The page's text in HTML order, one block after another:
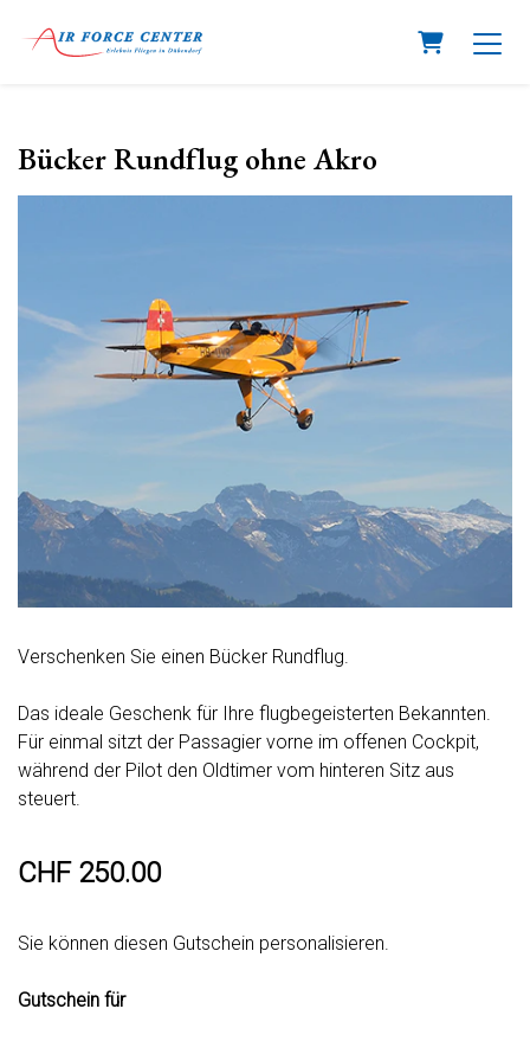
Warenkorb
Bücker Rundflug ohne Akro
Verschenken Sie einen Bücker Rundflug.
Das ideale Geschenk für Ihre flugbegeisterten Bekannten.
Für einmal sitzt der Passagier vorne im offenen Cockpit,
während der Pilot den Oldtimer vom hinteren Sitz aus
steuert.
CHF 250.00
Sie können diesen Gutschein personalisieren.
Gutschein für